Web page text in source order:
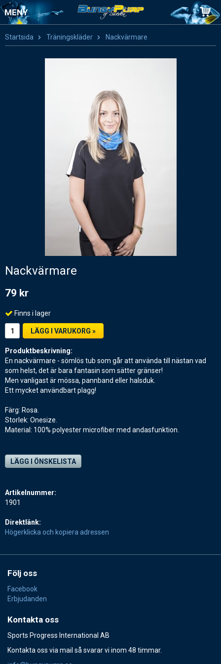
MENY
Startsida Träningskläder Nackvärmare
Nackvärmare
79 kr
Finns i lager
LÄGG I VARUKORG »
Produktbeskrivning:
En nackvärmare - sömlös tub som går att använda till nästan vad
som helst, det är bara fantasin som sätter gränser!
Men vanligast är mössa, pannband eller halsduk.
Ett mycket användbart plagg!
Färg: Rosa.
Storlek: Onesize.
Material: 100% polyester microfiber med andasfunktion.
LÄGG I ÖNSKELISTA
Artikelnummer:
1901
Direktlänk:
Högerklicka och kopiera adressen
Följ oss
Facebook
Erbjudanden
Kontakta oss
Sports Progress International AB
Kontakta oss via mail så svarar vi inom 48 timmar.